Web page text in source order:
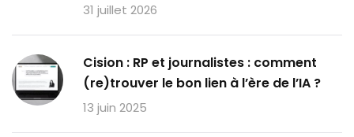
31 juillet 2026
Cision : RP et journalistes : comment
(re)trouver le bon lien à l’ère de l’IA ?
13 juin 2025